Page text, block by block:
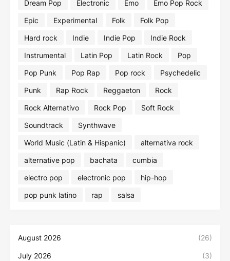
Dream Pop
Electronic Emo
Emo Pop Rock
Epic
Experimental Folk
Folk Pop
Hard rock
Indie Indie Pop
Indie Rock
Instrumental
Latin Pop Latin Rock
Pop
Pop Punk
Pop Rap Pop rock
Psychedelic
Punk
Rap Rock Reggaeton
Rock
Rock Alternativo
Rock Pop
Soft Rock
Soundtrack
Synthwave
World Music (Latin & Hispanic)
alternativa rock
alternative pop
bachata
cumbia
electro pop
electronic pop
hip-hop
pop punk latino
rap salsa
August 2026 (26)
July 2026 (3)